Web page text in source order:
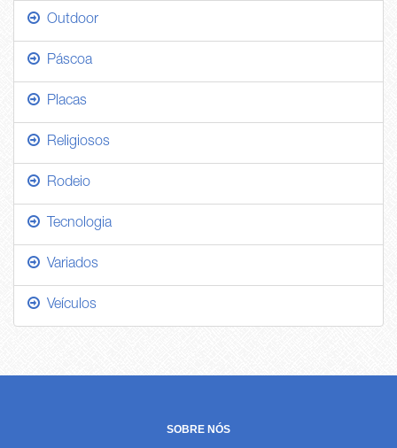
Outdoor
Páscoa
Placas
Religiosos
Rodeio
Tecnologia
Variados
Veículos
SOBRE NÓS